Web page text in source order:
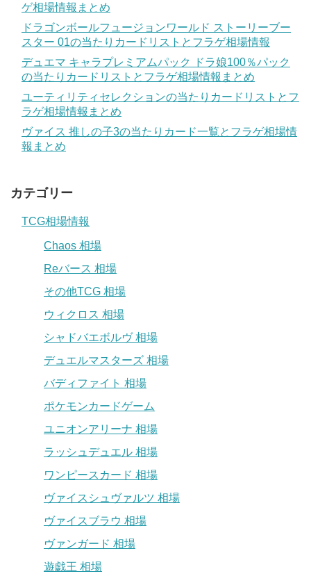
ゲ相場情報まとめ
ドラゴンボールフュージョンワールド ストーリーブー
スター 01の当たりカードリストとフラゲ相場情報
デュエマ キャラプレミアムパック ドラ娘100％パック
の当たりカードリストとフラゲ相場情報まとめ
ユーティリティセレクションの当たりカードリストとフ
ラゲ相場情報まとめ
ヴァイス 推しの子3の当たりカード一覧とフラゲ相場情
報まとめ
カテゴリー
TCG相場情報
Chaos 相場
Reバース 相場
その他TCG 相場
ウィクロス 相場
シャドバエボルヴ 相場
デュエルマスターズ 相場
バディファイト 相場
ポケモンカードゲーム
ユニオンアリーナ 相場
ラッシュデュエル 相場
ワンピースカード 相場
ヴァイスシュヴァルツ 相場
ヴァイスブラウ 相場
ヴァンガード 相場
遊戯王 相場